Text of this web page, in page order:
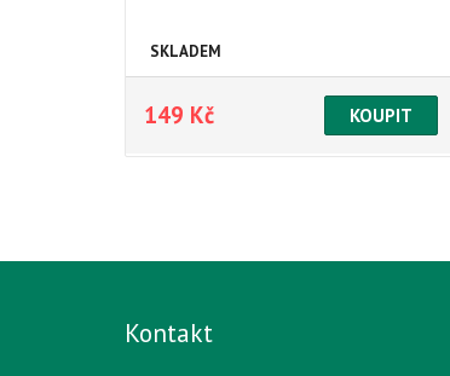
SKLADEM
149 Kč
Kontakt